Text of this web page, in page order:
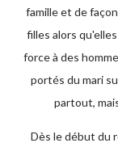
famille et de
filles alors
force à des
portés du mari
partout,
Dès le début du